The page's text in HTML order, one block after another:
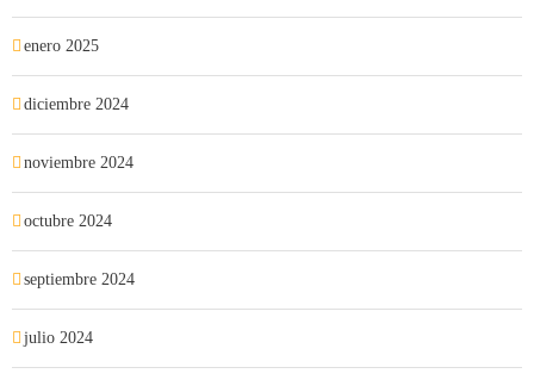
enero 2025
diciembre 2024
noviembre 2024
octubre 2024
septiembre 2024
julio 2024